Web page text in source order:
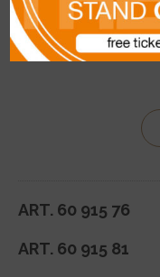
ART. 60 915 76
ART. 60 915 81